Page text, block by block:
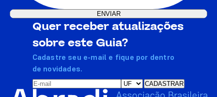
Quer receber atualizações
sobre este Guia?
Cadastre seu e-mail e fique por dentro
de novidades.